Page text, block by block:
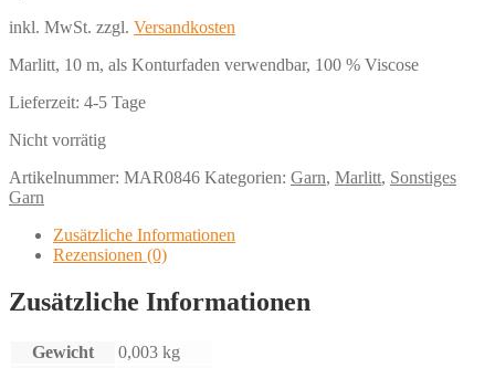
inkl. MwSt. zzgl. Versandkosten
Marlitt, 10 m, als Konturfaden verwendbar, 100 % Viscose
Lieferzeit: 4-5 Tage
Nicht vorrätig
Artikelnummer: MAR0846 Kategorien: Garn, Marlitt, Sonstiges
Garn
Zusätzliche Informationen
Rezensionen (0)
Zusätzliche Informationen
Gewicht 0,003 kg